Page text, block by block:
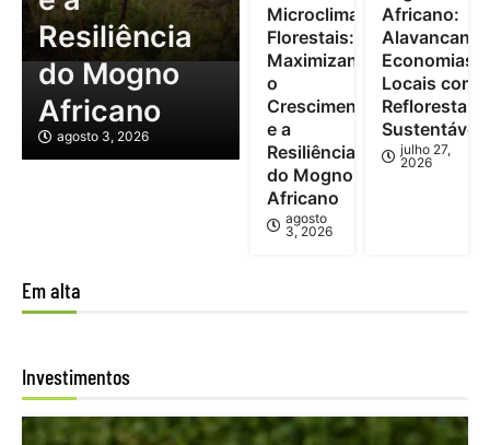
Resiliência
do Mogno
Africano
agosto 3, 2026
Microclimas
Florestais:
Maximizando
o
Crescimento
e a
Resiliência
do Mogno
Africano
agosto
3, 2026
Africano:
Economias
Locais com
Sustentável
julho 27,
2026
Em alta
Investimentos